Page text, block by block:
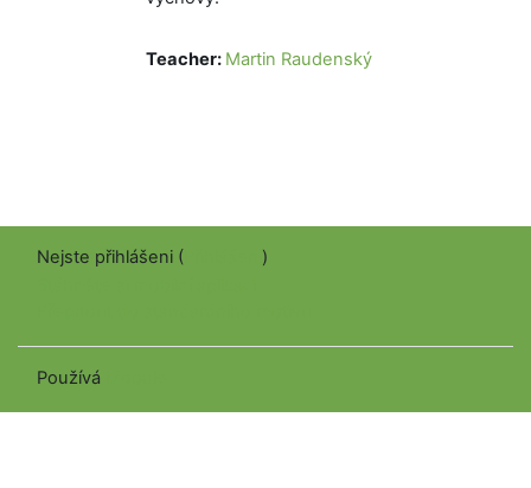
Teacher: Martin Raudenský
Nejste přihlášeni (
)
Používá